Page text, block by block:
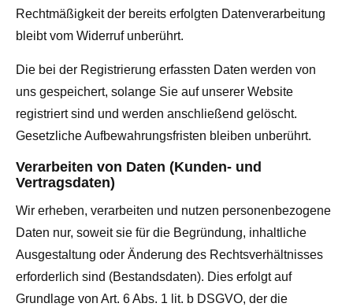
Rechtmäßigkeit der bereits erfolgten Datenverarbeitung
bleibt vom Widerruf unberührt.
Die bei der Registrierung erfassten Daten werden von
uns gespeichert, solange Sie auf unserer Website
registriert sind und werden anschließend gelöscht.
Gesetzliche Aufbewahrungsfristen bleiben unberührt.
Verarbeiten von Daten (Kunden- und
Vertragsdaten)
Wir erheben, verarbeiten und nutzen personenbezogene
Daten nur, soweit sie für die Begründung, inhaltliche
Ausgestaltung oder Änderung des Rechtsverhältnisses
erforderlich sind (Bestandsdaten). Dies erfolgt auf
Grundlage von Art. 6 Abs. 1 lit. b DSGVO, der die